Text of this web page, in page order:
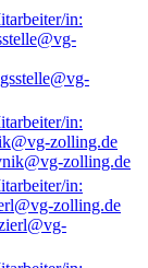
zolling.de